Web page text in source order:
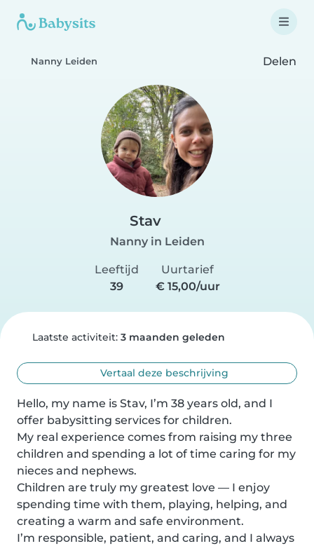
Nanny Leiden Delen
Stav
Nanny in Leiden
Leeftijd
39
Uurtarief
€ 15,00/uur
Laatste activiteit: 3 maanden geleden
Vertaal deze beschrijving
Hello, my name is Stav, I’m 38 years old, and I
offer babysitting services for children.
My real experience comes from raising my three
children and spending a lot of time caring for my
nieces and nephews.
Children are truly my greatest love — I enjoy
spending time with them, playing, helping, and
creating a warm and safe environment.
I’m responsible, patient, and caring, and I always